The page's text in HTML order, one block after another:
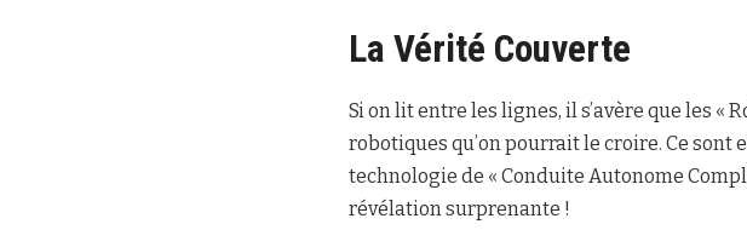
La Vérité Couverte
Si on lit entre les lignes, il s’avère que les «
robotiques qu’on pourrait le croire. Ce
technologie de « Conduite Autonome
révélation surprenante !